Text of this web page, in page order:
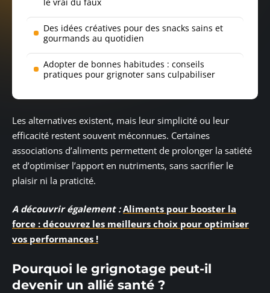
le vrai du faux
Des idées créatives pour des snacks sains et
gourmands au quotidien
Adopter de bonnes habitudes : conseils
pratiques pour grignoter sans culpabiliser
Les alternatives existent, mais leur simplicité ou leur
efficacité restent souvent méconnues. Certaines
associations d’aliments permettent de prolonger la satiété
et d’optimiser l’apport en nutriments, sans sacrifier le
plaisir ni la praticité.
A découvrir également : Aliments pour booster la
force : découvrez les meilleurs choix pour optimiser
vos performances !
Pourquoi le grignotage peut-il
devenir un allié santé ?